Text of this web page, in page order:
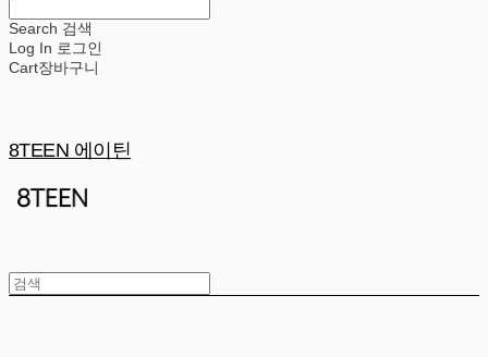
Search 검색
Log In 로그인
Cart장바구니
8TEEN 에이틴